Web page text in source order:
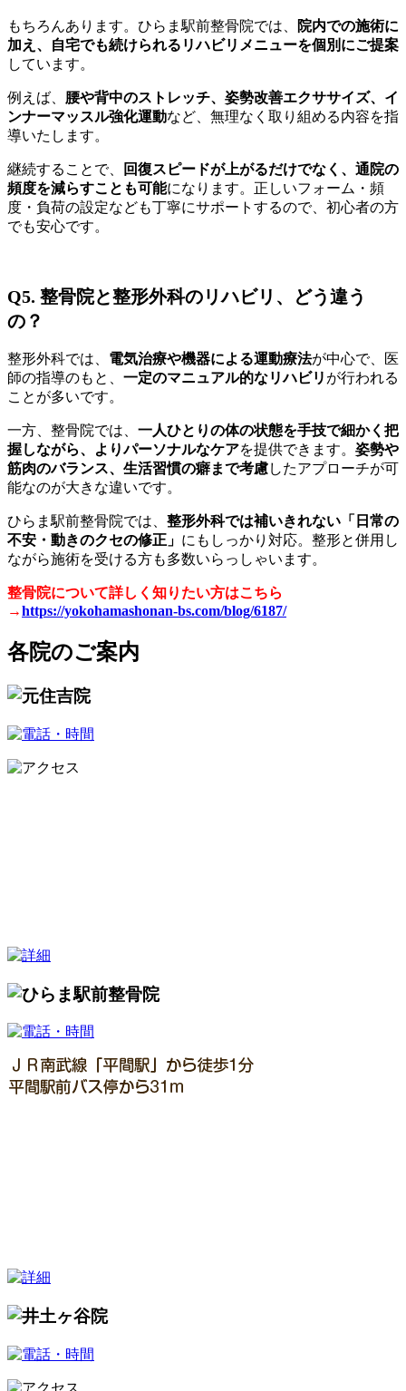
もちろんあります。ひらま駅前整骨院では、
院内での施術に
加え、自宅でも続けられるリハビリメニューを個別にご提案
しています。
例えば、 腰や背中のストレッチ、姿勢改善エクササイズ、イ
ンナーマッスル強化運動など、無理なく取り組める内容を指
導いたします。
継続することで、
回復スピードが上がるだけでなく、通院の
頻度を減らすことも可能になります。正しいフォーム・頻
度・負荷の設定なども丁寧にサポートするので、初心者の方
でも安心です。
Q5. 整骨院と整形外科のリハビリ、どう違う
の？
整形外科では、 電気治療や機器による運動療法が中心で、医
師の指導のもと、 一定のマニュアル的なリハビリ が行われる
ことが多いです。
一方、整骨院では、 一人ひとりの体の状態を手技で細かく把
握しながら、よりパーソナルなケアを提供できます。 姿勢や
筋肉のバランス、生活習慣の癖まで考慮したアプローチが可
能なのが大きな違いです。
ひらま駅前整骨院では、 整形外科では補いきれない「日常の
不安・動きのクセの修正」 にもしっかり対応。整形と併用し
ながら施術を受ける方も多数いらっしゃいます。
整骨院について詳しく知りたい方はこちら
→https://yokohamashonan-bs.com/blog/6187/
各院のご案内